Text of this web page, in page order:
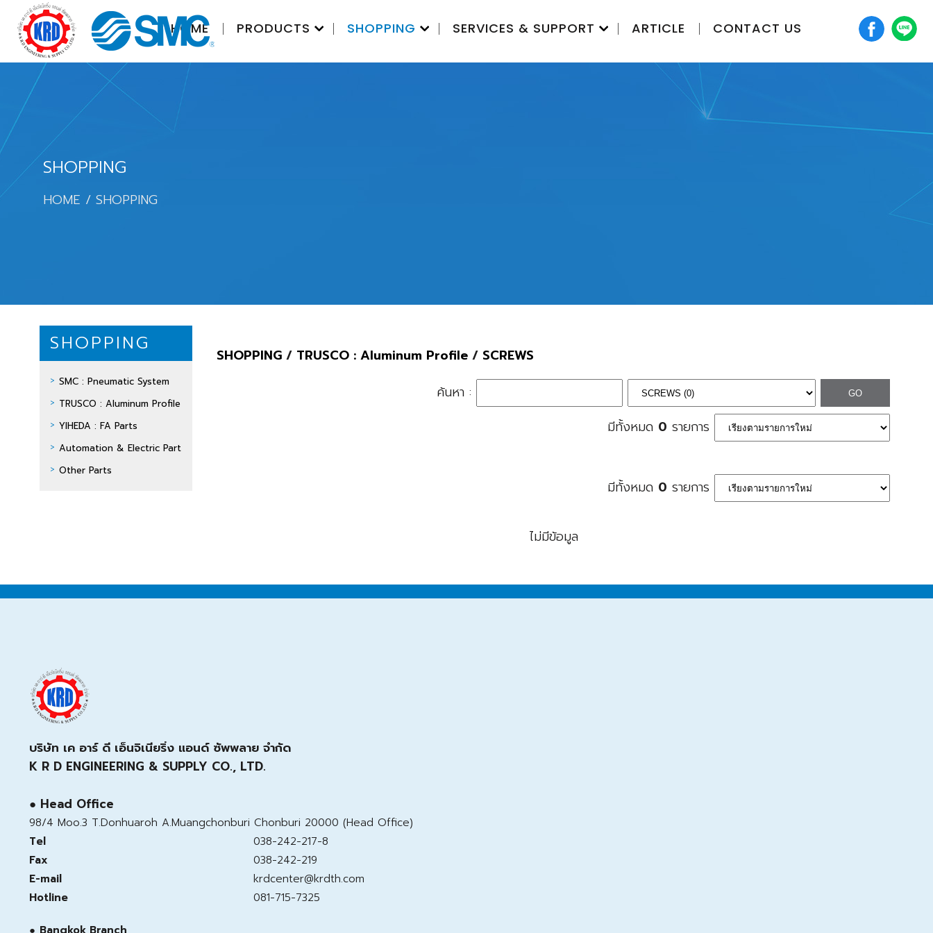
HOME PRODUCTS SHOPPING SERVICES & SUPPORT ARTICLE CONTACT US
SHOPPING
HOME SHOPPING
SHOPPING
SMC : Pneumatic System
TRUSCO : Aluminum Profile
YIHEDA : FA Parts
Automation & Electric Part
Other Parts
SHOPPING / TRUSCO : Aluminum Profile / SCREWS
ค้นหา :
มีทั้งหมด 0 รายการ
มีทั้งหมด 0 รายการ
ไม่มีข้อมูล
บริษัท เค อาร์ ดี เอ็นจิเนียริ่ง แอนด์ ซัพพลาย จำกัด
K R D ENGINEERING & SUPPLY CO., LTD.
● Head Office
98/4 Moo.3 T.Donhuaroh A.Muangchonburi Chonburi 20000 (Head Office)
Tel
038-242-217-8
Fax
038-242-219
E-mail
krdcenter@krdth.com
Hotline
081-715-7325